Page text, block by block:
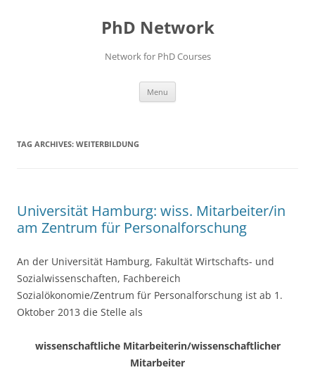
PhD Network
Network for PhD Courses
Menu
TAG ARCHIVES: WEITERBILDUNG
Universität Hamburg: wiss. Mitarbeiter/in
am Zentrum für Personalforschung
An der Universität Hamburg, Fakultät Wirtschafts- und
Sozialwissenschaften, Fachbereich
Sozialökonomie/Zentrum für Personalforschung ist ab 1.
Oktober 2013 die Stelle als
wissenschaftliche Mitarbeiterin/wissenschaftlicher
Mitarbeiter